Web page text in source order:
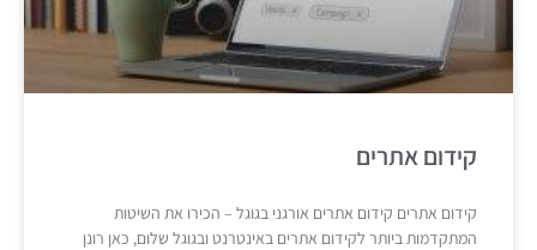
קידום אתרים
קידום אתרים קידום אתרים אורגני בגוגל – הכירו את השיטות
המתקדמות ביותר לקידום אתרים באינטרנט ובגוגל שלום, כאן רונן